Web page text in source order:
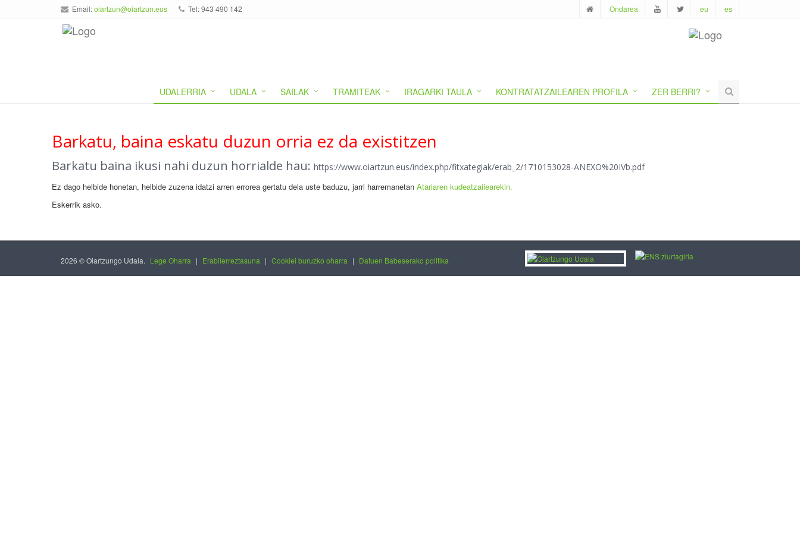
Email:oiartzun@oiartzun.eus Tel: 943 490 142 Ondarea eu es
UDALERRIA UDALA SAILAK TRAMITEAK IRAGARKI TAULA KONTRATATZAILEAREN PROFILA ZER BERRI?
Barkatu, baina eskatu duzun orria ez da existitzen
Barkatu baina ikusi nahi duzun horrialde hau: https://www.oiartzun.eus/index.php/fitxategiak/erab_2/1710153028-ANEXO%20IVb.pdf
Ez dago helbide honetan, helbide zuzena idatzi arren errorea gertatu dela uste baduzu, jarri harremanetan Atariaren kudeatzailearekin.
Eskerrik asko.
2026 © Oiartzungo Udala. Lege Oharra | Erabilerreztasuna | Cookiei buruzko oharra | Datuen Babeserako politika